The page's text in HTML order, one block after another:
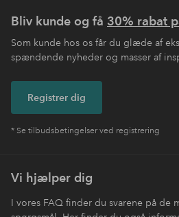
Bliv kunde og få 30% rabat
Som kunde hos os får du glæde af
spændende nyheder og masser af
Registrer dig
* Se tilbudsbetingelser ved registrering
Vi hjælper dig
I vores FAQ finder du svarene på de